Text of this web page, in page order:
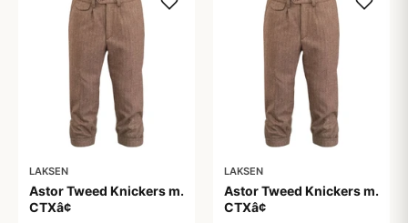
LAKSEN
Astor Tweed Knickers m.
CTXâ¢
LAKSEN
Astor Tweed Knickers m.
CTXâ¢